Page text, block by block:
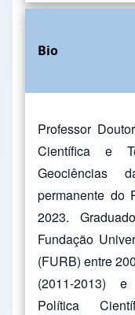
Bio
Professor
Científica e
Geociências
permanente do
2023.
Fundação
(FURB) entre
(2011-2013)
Política